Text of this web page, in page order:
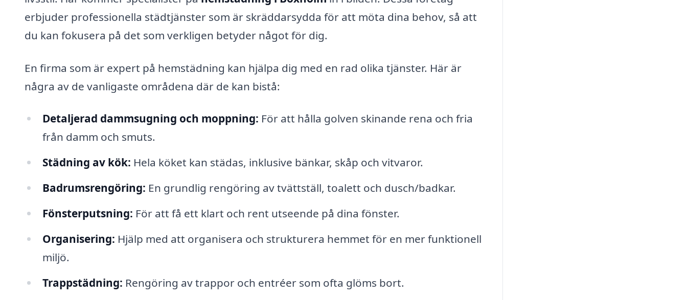
erbjuder professionella städtjänster som är skräddarsydda för att möta dina behov, så att
du kan fokusera på det som verkligen betyder något för dig.
En firma som är expert på hemstädning kan hjälpa dig med en rad olika tjänster. Här är
några av de vanligaste områdena där de kan bistå:
Detaljerad dammsugning och moppning: För att hålla golven skinande rena och fria
från damm och smuts.
Städning av kök: Hela köket kan städas, inklusive bänkar, skåp och vitvaror.
Badrumsrengöring: En grundlig rengöring av tvättställ, toalett och dusch/badkar.
Fönsterputsning: För att få ett klart och rent utseende på dina fönster.
Organisering: Hjälp med att organisera och strukturera hemmet för en mer funktionell
miljö.
Trappstädning: Rengöring av trappor och entréer som ofta glöms bort.